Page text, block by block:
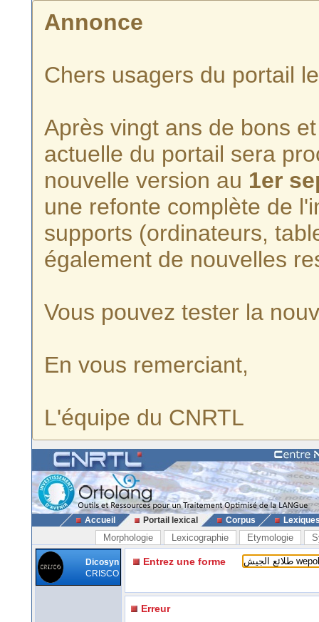
Annonce
Chers usagers du portail
Après vingt ans de bons
actuelle du portail sera
nouvelle version au 1er
une refonte complète de
supports (ordinateurs,
également de nouvelles
Vous pouvez tester la
En vous remerciant,
L'équipe du CNRTL
Accueil Portail lexical Corpus
Morphologie Lexicographie Etymologie
Dicosyn
CRISCO
Entrez une forme
Erreur